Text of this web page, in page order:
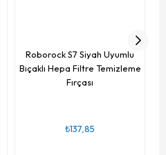
Roborock S7 Siyah Uyumlu
Bıçaklı Hepa Filtre Temizleme
Fırçası
₺137,85